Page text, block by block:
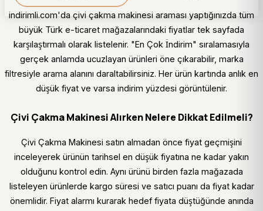
indirimli.com'da çivi çakma makinesi araması yaptığınızda tüm
büyük Türk e-ticaret mağazalarındaki fiyatlar tek sayfada
karşılaştırmalı olarak listelenir. "En Çok İndirim" sıralamasıyla
gerçek anlamda ucuzlayan ürünleri öne çıkarabilir, marka
filtresiyle arama alanını daraltabilirsiniz. Her ürün kartında anlık en
düşük fiyat ve varsa indirim yüzdesi görüntülenir.
Çivi Çakma Makinesi Alırken Nelere Dikkat Edilmeli?
Çivi Çakma Makinesi satın almadan önce fiyat geçmişini
inceleyerek ürünün tarihsel en düşük fiyatına ne kadar yakın
olduğunu kontrol edin. Aynı ürünü birden fazla mağazada
listeleyen ürünlerde kargo süresi ve satıcı puanı da fiyat kadar
önemlidir. Fiyat alarmı kurarak hedef fiyata düştüğünde anında